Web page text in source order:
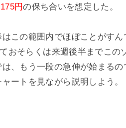
円の保ち合いを想定した。
この範囲内でほぼことがす
おそらくは来週後半までこ
、もう一段の急伸が始まる
ートを見ながら説明しよう。